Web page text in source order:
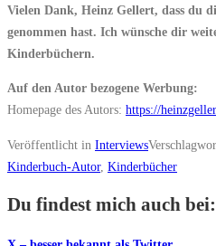
Vielen Dank, Heinz Gellert, dass du
genommen hast. Ich wünsche dir
Kinderbüchern.
Auf den Autor bezogene Werbung:
Homepage des Autors: https://
Veröffentlicht in Interviews
Kinderbuch-Autor, Kinderbücher
Du findest mich auch bei: